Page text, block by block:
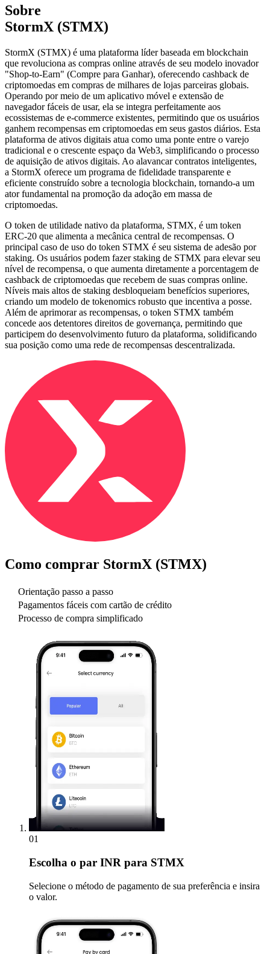
Sobre
StormX (STMX)
StormX (STMX) é uma plataforma líder baseada em blockchain
que revoluciona as compras online através de seu modelo inovador
"Shop-to-Earn" (Compre para Ganhar), oferecendo cashback de
criptomoedas em compras de milhares de lojas parceiras globais.
Operando por meio de um aplicativo móvel e extensão de
navegador fáceis de usar, ela se integra perfeitamente aos
ecossistemas de e-commerce existentes, permitindo que os usuários
ganhem recompensas em criptomoedas em seus gastos diários. Esta
plataforma de ativos digitais atua como uma ponte entre o varejo
tradicional e o crescente espaço da Web3, simplificando o processo
de aquisição de ativos digitais. Ao alavancar contratos inteligentes,
a StormX oferece um programa de fidelidade transparente e
eficiente construído sobre a tecnologia blockchain, tornando-a um
ator fundamental na promoção da adoção em massa de
criptomoedas.
O token de utilidade nativo da plataforma, STMX, é um token
ERC-20 que alimenta a mecânica central de recompensas. O
principal caso de uso do token STMX é seu sistema de adesão por
staking. Os usuários podem fazer staking de STMX para elevar seu
nível de recompensa, o que aumenta diretamente a porcentagem de
cashback de criptomoedas que recebem de suas compras online.
Níveis mais altos de staking desbloqueiam benefícios superiores,
criando um modelo de tokenomics robusto que incentiva a posse.
Além de aprimorar as recompensas, o token STMX também
concede aos detentores direitos de governança, permitindo que
participem do desenvolvimento futuro da plataforma, solidificando
sua posição como uma rede de recompensas descentralizada.
Como comprar StormX (STMX)
Orientação passo a passo
Pagamentos fáceis com cartão de crédito
Processo de compra simplificado
01
Escolha o par INR para STMX
Selecione o método de pagamento de sua preferência e insira
o valor.